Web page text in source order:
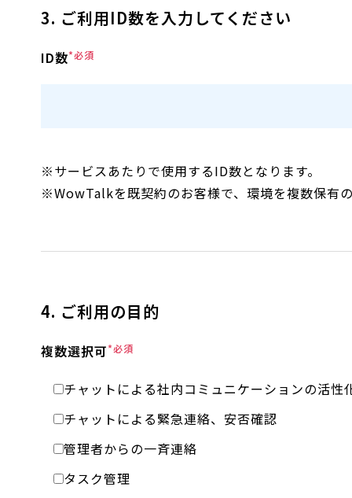
3. ご利用ID数を入力してください
ID数*必須
※サービスあたりで使用するID数となります。
※WowTalkを既契約のお客様で、環境を複数保有
4. ご利用の目的
複数選択可*必須
チャットによる社内コミュニケーションの活性
チャットによる緊急連絡、安否確認
管理者からの一斉連絡
タスク管理